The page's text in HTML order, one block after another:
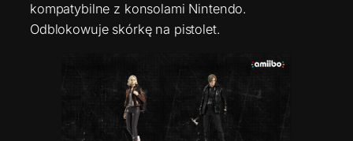
kompatybilne z konsolami Nintendo.
Odblokowuje skórkę na pistolet.